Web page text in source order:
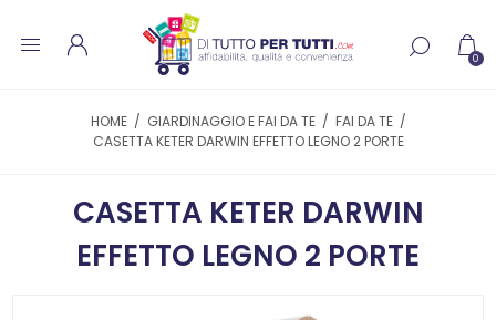
0
HOME / GIARDINAGGIO E FAI DA TE / FAI DA TE /
CASETTA KETER DARWIN EFFETTO LEGNO 2 PORTE
CASETTA KETER DARWIN
EFFETTO LEGNO 2 PORTE